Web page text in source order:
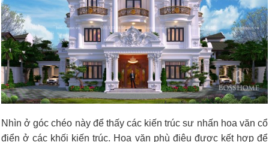
Nhìn ở góc chéo này để thấy các kiến trúc sư nhấn hoa văn cổ
điển ở các khối kiến trúc. Hoa văn phù điêu được kết hợp để